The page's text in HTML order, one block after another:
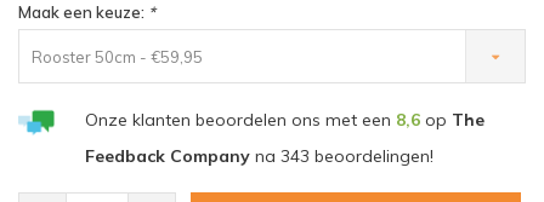
Maak een keuze: *
Rooster 50cm - €59,95
Onze klanten beoordelen ons met een 8,6op The
Feedback Companyna 343 beoordelingen!